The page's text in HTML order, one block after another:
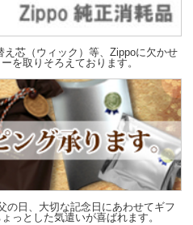
芯（ウィック）等、Zippoに欠かせ
を取りそろえております。
の日、大切な記念日にあわせてギフ
っとした気遣いが喜ばれます。